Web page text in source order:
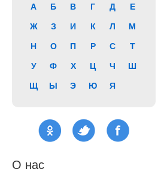
А Б В Г Д Е
Ж З И К Л М
Н О П Р С Т
У Ф Х Ц Ч Ш
Щ Ы Э Ю Я
О нас